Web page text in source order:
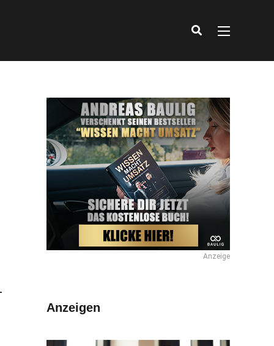
Anzeige
Anzeigen